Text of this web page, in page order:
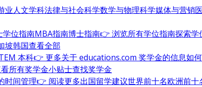
业人文学科法律与社会科学数学与物理科学媒体与营销
学位指南MBA指南博士指南👉 浏览所有学位指南探索学
坡韩国查看全部
本科👉 更多关于 educations.com 奖学金的信息如
所有奖学金小贴士查找奖学金
时间管理👉 阅读更多出国留学建议世界前十名欧洲前十